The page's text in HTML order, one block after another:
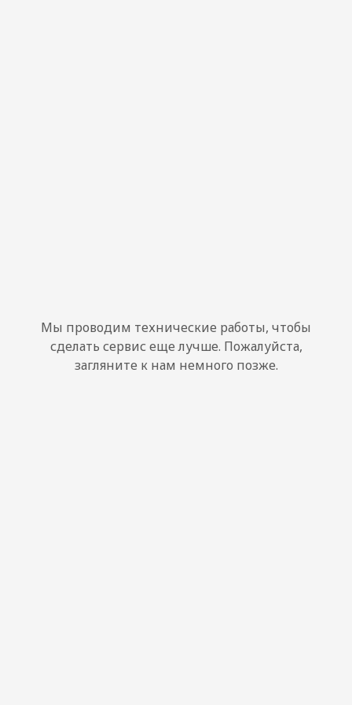
Мы проводим технические работы, чтобы
сделать сервис еще лучше. Пожалуйста,
загляните к нам немного позже.